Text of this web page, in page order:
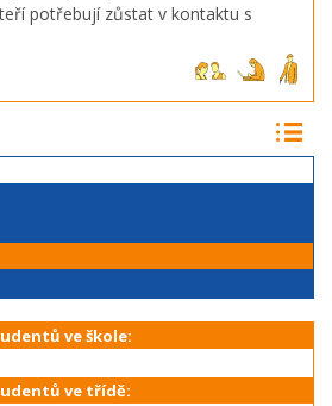
potřebují zůstat v kontaktu s
ve škole:
ve třídě: